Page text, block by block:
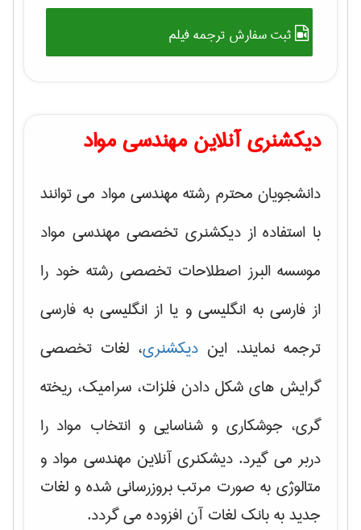
ثبت سفارش ترجمه فیلم
دیکشنری آنلاین مهندسی مواد
دانشجویان محترم رشته مهندسی مواد می توانند
با استفاده از دیکشنری تخصصی مهندسی مواد
موسسه البرز اصطلاحات تخصصی رشته خود را
از فارسی به انگلیسی و یا از انگلیسی به فارسی
ترجمه نمایند. این دیکشنری، لغات تخصصی
گرایش های شکل دادن فلزات، سرامیک، ریخته
گری، جوشکاری و شناسایی و انتخاب مواد را
دربر می گیرد. دیشکنری آنلاین مهندسی مواد و
متالوژی به صورت مرتب بروزرسانی شده و لغات
جدید به بانک لغات آن افزوده می گردد.